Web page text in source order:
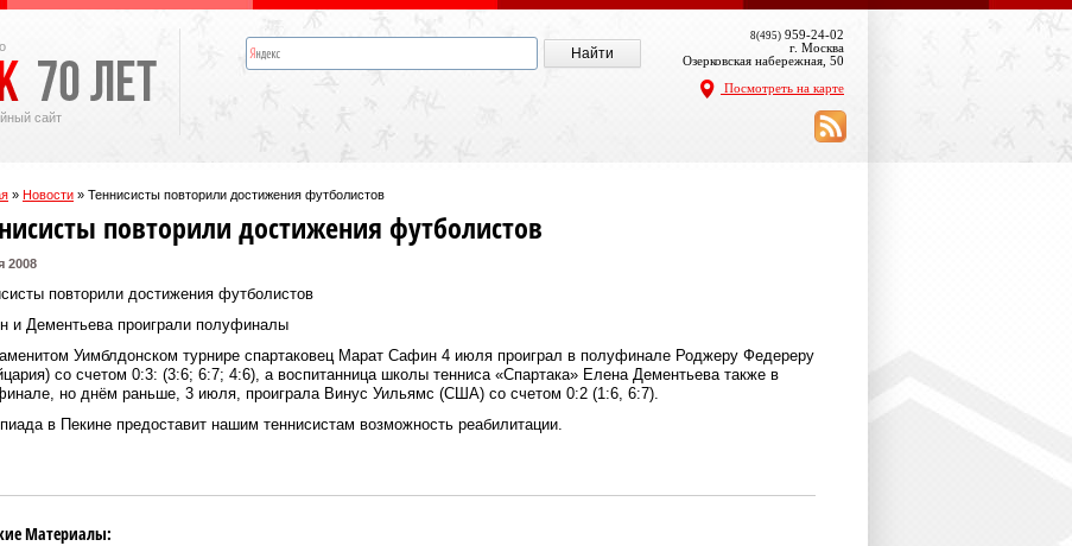
сайт
8(495) 959-24-02
г. Москва
Озерковская набережная, 50
Посмотреть на карте
» Новости » Теннисисты повторили достижения футболистов
повторили достижения футболистов
2008
повторили достижения футболистов
и Дементьева проиграли полуфиналы
Уимблдонском турнире спартаковец Марат Сафин 4 июля проиграл в полуфинале Роджеру Федереру
со счетом 0:3: (3:6; 6:7; 4:6), а воспитанница школы тенниса «Спартака» Елена Дементьева также в
но днём раньше, 3 июля, проиграла Винус Уильямс (США) со счетом 0:2 (1:6, 6:7).
в Пекине предоставит нашим теннисистам возможность реабилитации.
Материалы: